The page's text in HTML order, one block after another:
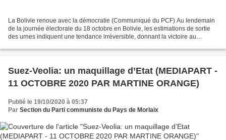
La Bolivie renoue avec la démocratie (Communiqué du PCF) Au lendemain
de la journée électorale du 18 octobre en Bolivie, les estimations de sortie
des urnes indiquent une tendance irréversible, donnant la victoire au
Suez-Veolia: un maquillage d’Etat (MEDIAPART -
11 OCTOBRE 2020 PAR MARTINE ORANGE)
Publié le 19/10/2020 à 05:37
Par Section du Parti communiste du Pays de Morlaix